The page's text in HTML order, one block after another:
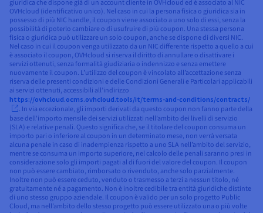
giuridica che dispone già di un account cliente in OVHcloud ed è associato al NIC
OVHcloud (identificativo unico). Nel caso in cui la persona fisica o giuridica sia in
possesso di più NIC handle, il coupon viene associato a uno solo di essi, senza la
possibilità di poterlo cambiare o di usufruire di più coupon. Una stessa persona
fisica o giuridica può utilizzare un solo coupon, anche se dispone di diversi NIC.
Nel caso in cui il coupon venga utilizzato da un NIC differente rispetto a quello a cui
è associato il coupon, OVHcloud si riserva il diritto di annullare o disattivare i
servizi ottenuti, senza formalità giudiziaria o indennizzo e senza emettere
nuovamente il coupon. L’utilizzo del coupon è vincolato all’accettazione senza
riserva delle presenti condizioni e delle Condizioni Generali e Particolari applicabili
ai servizi ottenuti, accessibili all’indirizzo
https://ovhcloud.ocms.ovhcloud.tools/it/terms-and-conditions/contracts/
. In via eccezionale, gli importi derivati da questo coupon non fanno parte della
base dell'importo mensile dei servizi utilizzati nell’ambito dei livelli di servizio
(SLA) e relative penali. Questo significa che, se il titolare del coupon consuma un
importo pari o inferiore al coupon in un determinato mese, non verrà versata
alcuna penale in caso di inadempienza rispetto a uno SLA nell’ambito del servizio,
mentre se consuma un importo superiore, nel calcolo delle penali saranno presi in
considerazione solo gli importi pagati al di fuori del valore del coupon. Il coupon
non può essere cambiato, rimborsato o rivenduto, anche solo parzialmente.
Inoltre non può essere ceduto, venduto o trasmesso a terzi a nessun titolo, né
gratuitamente né a pagamento. Non è inoltre cedibile tra entità giuridiche distinte
di uno stesso gruppo aziendale. Il coupon è valido per un solo progetto Public
Cloud, ma nell’ambito dello stesso progetto può essere utilizzato una o più volte